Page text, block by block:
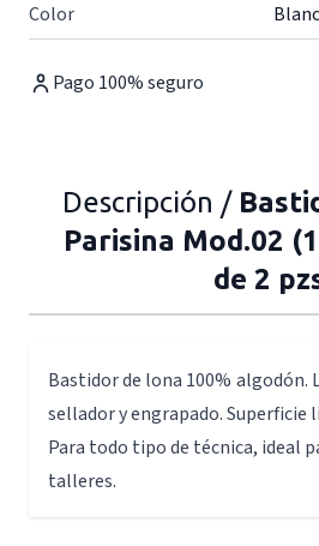
Color
Pago 100% seguro
Descripción /
Parisina Mod.02
de 2
Bastidor de lona 100% algodón.
sellador y engrapado. Superficie
Para todo tipo de técnica, ideal
talleres.